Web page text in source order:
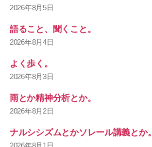
2026年8月5日
語ること、聞くこと。
2026年8月4日
よく歩く。
2026年8月3日
雨とか精神分析とか。
2026年8月2日
ナルシシズムとかソレール講義とか。
2026年8月1日